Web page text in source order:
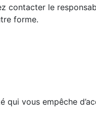
contacter le
forme.
vous empêche